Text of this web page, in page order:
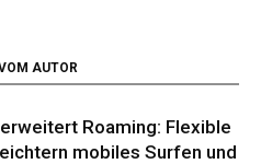
AUTOR
Roaming: Flexible
mobiles Surfen und